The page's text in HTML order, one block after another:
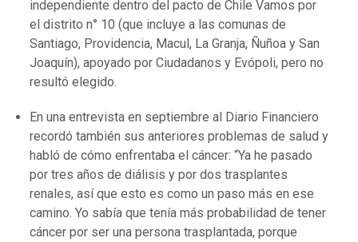
independiente dentro del pacto de Chile Vamos por
el distrito n° 10 (que incluye a las comunas de
Santiago, Providencia, Macul, La Granja, Ñuñoa y San
Joaquín), apoyado por Ciudadanos y Evópoli, pero no
resultó elegido.
En una entrevista en septiembre al Diario Financiero
recordó también sus anteriores problemas de salud y
habló de cómo enfrentaba el cáncer: “Ya he pasado
por tres años de diálisis y por dos trasplantes
renales, así que esto es como un paso más en ese
camino. Yo sabía que tenía más probabilidad de tener
cáncer por ser una persona trasplantada, porque